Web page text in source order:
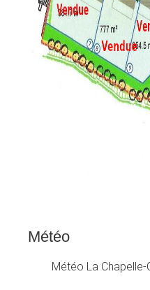
Météo
Météo La Chapelle-